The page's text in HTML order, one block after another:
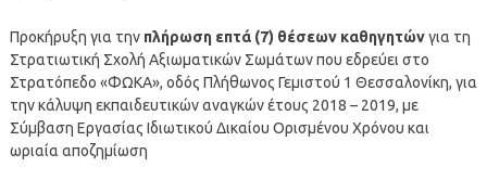
Προκήρυξη για την πλήρωση επτά (7) θέσεων καθηγητώνγια τη
Στρατιωτική Σχολή Αξιωματικών Σωμάτων που εδρεύει στο
Στρατóπεδο «ΦΩΚΑ», οδóς Πλήθωνος Γεμιστού 1 Θεσσαλονίκη, για
την κάλυψη εκπαιδευτικών αναγκών έτους 2018 – 2019, με
Σύμβαση Εργασίας Ιδιωτικού Δικαίου Ορισμένου Χρóνου και
ωριαία αποζημίωση